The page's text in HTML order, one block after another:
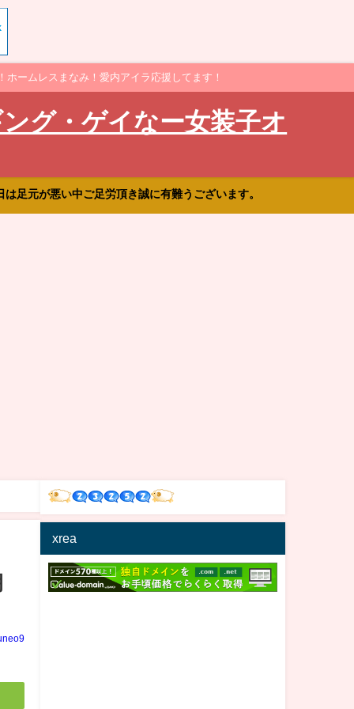
ームレスまなみ！愛内アイラ応援してます！
グ・ゲイなー女装子オ
足元が悪い中ご足労頂き誠に有難うございます。
xrea